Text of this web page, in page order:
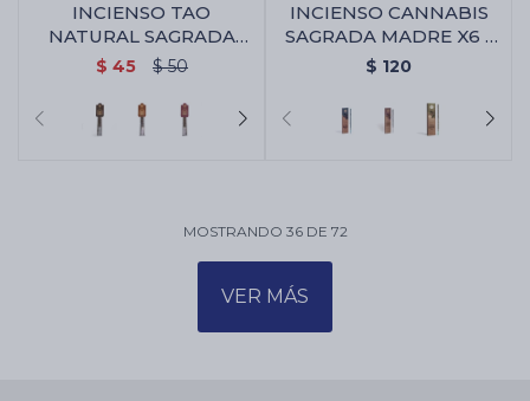
INCIENSO TAO
NATURAL SAGRADA
MADRE X5 - Palo
$ 45 $ 50
INCIENSO CANNABIS
SAGRADA MADRE X6 -
Blue Dream
$ 120
MOSTRANDO 36DE 72
VER MÁS